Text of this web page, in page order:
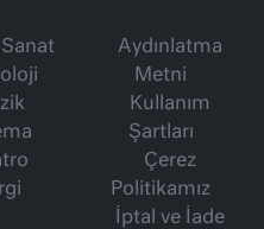
Aydınlatma
Metni
Kullanım
Şartları
Çerez
Politikamız
İptal ve İade